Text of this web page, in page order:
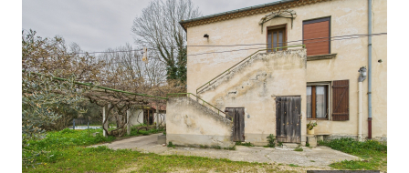
voir le bien